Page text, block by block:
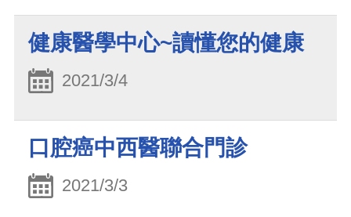
健康醫學中心~讀懂您的健康
2021/3/4
口腔癌中西醫聯合門診
2021/3/3